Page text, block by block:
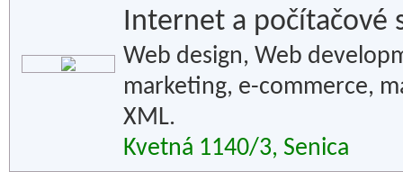
Internet a počítačové
Web design, Web
marketing, e-commerce,
XML.
Kvetná 1140/3, Senica